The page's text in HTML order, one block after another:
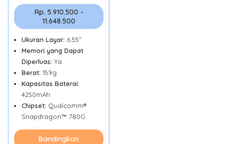
Rp. 5.910.500 -
11.648.500
Ukuran Layar: 6.55"
Memori yang Dapat
Diperluas: Ya
Berat: 159g
Kapasitas Baterai:
4250mAh
Chipset: Qualcomm®
Snapdragon™ 780G
Bandingkan